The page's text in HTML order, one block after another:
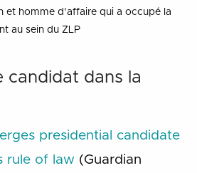
et homme d’affaire qui a occupé la
au sein du ZLP
candidat dans la
presidential candidate
rule of law (Guardian